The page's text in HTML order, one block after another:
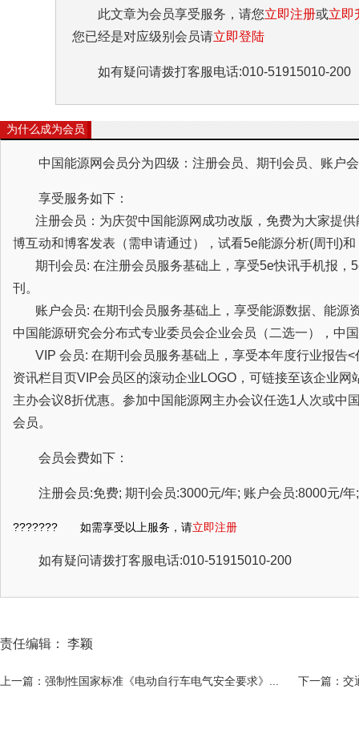
此文章为会员享受服务，请您立即注册或立即
您已经是对应级别会员请立即登陆
如有疑问请拨打客服电话:010-51915010-200
为什么成为会员
中国能源网会员分为四级：注册会员、期刊会员、账户
享受服务如下：
注册会员：为庆贺中国能源网成功改版，免费为大家提供
博互动和博客发表（需申请通过），试看5e能源分析(周刊)
期刊会员: 在注册会员服务基础上，享受5e快讯手机报，
刊。
账户会员: 在期刊会员服务基础上，享受能源数据、能源
中国能源研究会分布式专业委员会企业会员（二选一），中
VIP 会员: 在期刊会员服务基础上，享受本年度行业报告<
资讯栏目页VIP会员区的滚动企业LOGO，可链接至该企业
主办会议8折优惠。参加中国能源网主办会议任选1人次或中
会员。
会员会费如下：
注册会员:免费; 期刊会员:3000元/年; 账户会员:8000元/
??????? 如需享受以上服务，请立即注册
如有疑问请拨打客服电话:010-51915010-200
责任编辑： 李颖
上一篇：强制性国家标准《电动自行车电气安全要求》... 下一篇：交